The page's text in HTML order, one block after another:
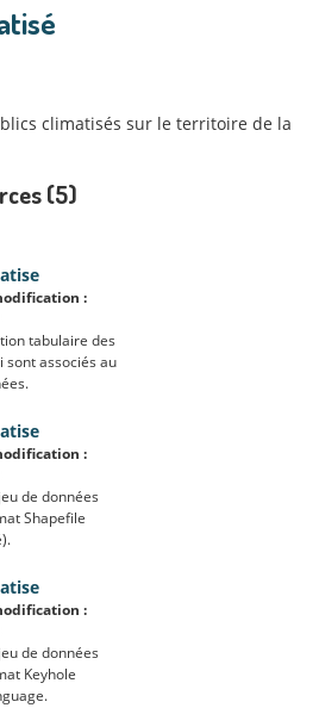
climatisés sur le territoire de la
(5)
:
tabulaire des
sont associés au
:
de données
Shapefile
:
de données
Keyhole